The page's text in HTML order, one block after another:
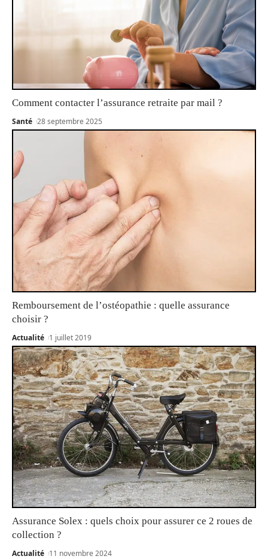
Comment contacter l’assurance retraite par mail ?
Santé 28 septembre 2025
Remboursement de l’ostéopathie : quelle assurance
choisir ?
Actualité 1 juillet 2019
Assurance Solex : quels choix pour assurer ce 2 roues de
collection ?
Actualité 11 novembre 2024